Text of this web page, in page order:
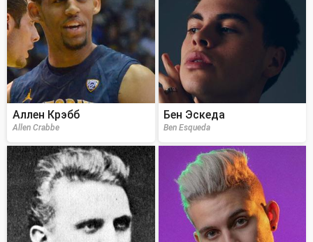
Аллен Крэбб
Allen Crabbe
Бен Эскеда
Ben Esqueda